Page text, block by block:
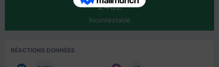
2482
Incontestable
RÉACTIONS DONNÉES